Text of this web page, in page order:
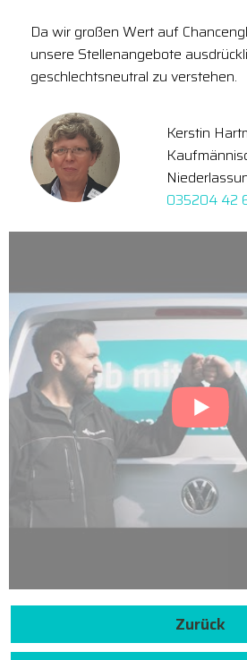
Da wir großen Wert auf
unsere Stellenangebote
geschlechtsneutral zu verstehen.
Kerstin
035204 42
Zurück